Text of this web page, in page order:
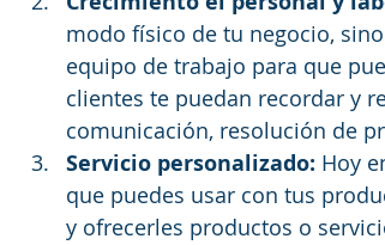
modo físico de tu negocio,
equipo de trabajo para que
clientes te puedan recordar y
comunicación, resolución de
Servicio personalizado: Hoy
que puedes usar con tus
y ofrecerles productos o